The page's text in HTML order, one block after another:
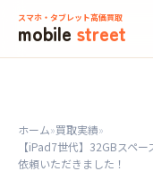
スマホ・タブレット高価買取
mobile street
ホーム»買取実績»
【iPad7世代】32GBスペ
依頼いただきました！